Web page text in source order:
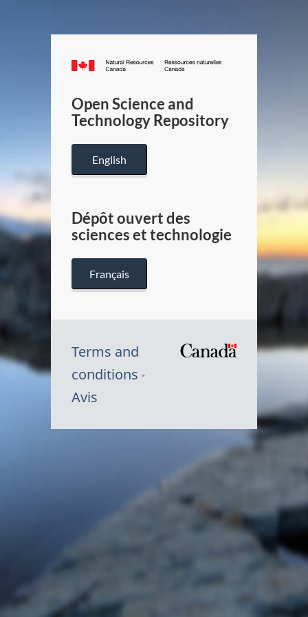
Canada.ca
/
Canada
Open Science and
Technology Repository
English
Dépôt ouvert des
sciences et technologie
Français
Terms and
conditions
Avis
du